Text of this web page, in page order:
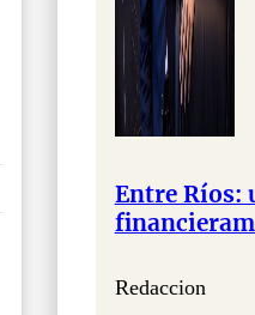
Entre Ríos:
Redaccion